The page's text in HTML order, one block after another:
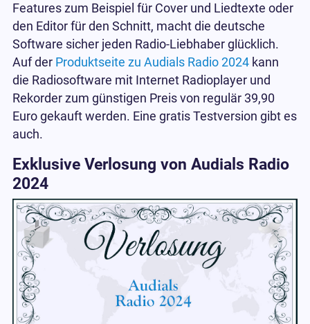
Features zum Beispiel für Cover und Liedtexte oder
den Editor für den Schnitt, macht die deutsche
Software sicher jeden Radio-Liebhaber glücklich.
Auf der Produktseite zu Audials Radio 2024kann
die Radiosoftware mit Internet Radioplayer und
Rekorder zum günstigen Preis von regulär 39,90
Euro gekauft werden. Eine gratis Testversion gibt es
auch.
Exklusive Verlosung von Audials Radio
2024